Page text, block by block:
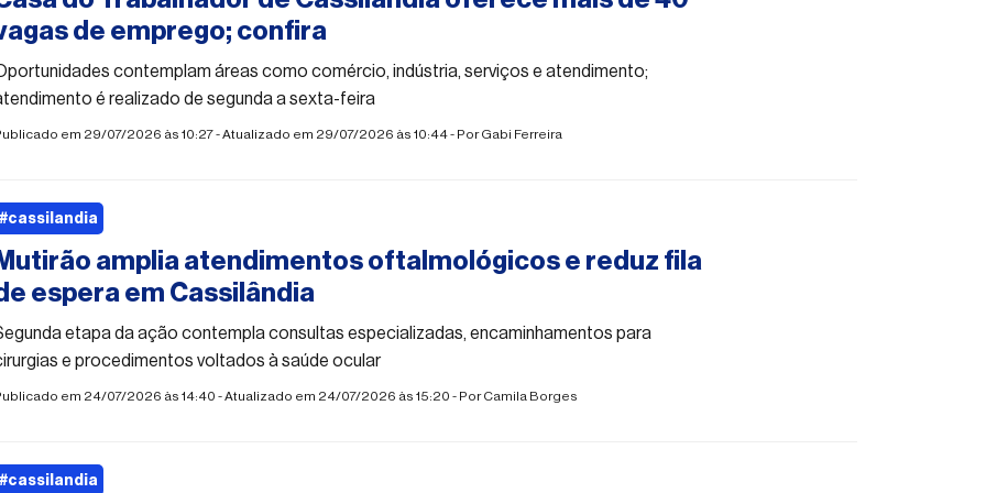
de emprego; confira
contemplam áreas como comércio, indústria, serviços e atendimento;
é realizado de segunda a sexta-feira
em 29/07/2026 às 10:27 - Atualizado em 29/07/2026 às 10:44 - PorGabi Ferreira
amplia atendimentos oftalmológicos e reduz fila
espera em Cassilândia
etapa da ação contempla consultas especializadas, encaminhamentos para
e procedimentos voltados à saúde ocular
em 24/07/2026 às 14:40 - Atualizado em 24/07/2026 às 15:20 - PorCamila Borges
#cassilandia
#cassilandia